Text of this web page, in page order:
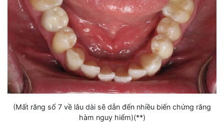
(Mất răng số 7 về lâu dài sẽ dẫn đến nhiều biến chứng răng
hàm nguy hiểm)(**)